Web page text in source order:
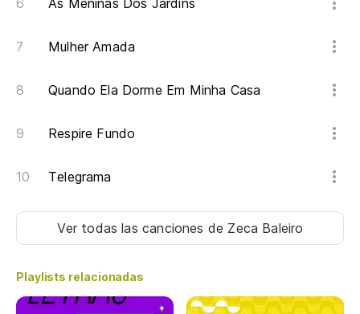
As Meninas Dos Jardins
Mulher Amada
Quando Ela Dorme Em Minha Casa
Respire Fundo
Telegrama
Ver todas las canciones de Zeca Baleiro
Playlists relacionadas